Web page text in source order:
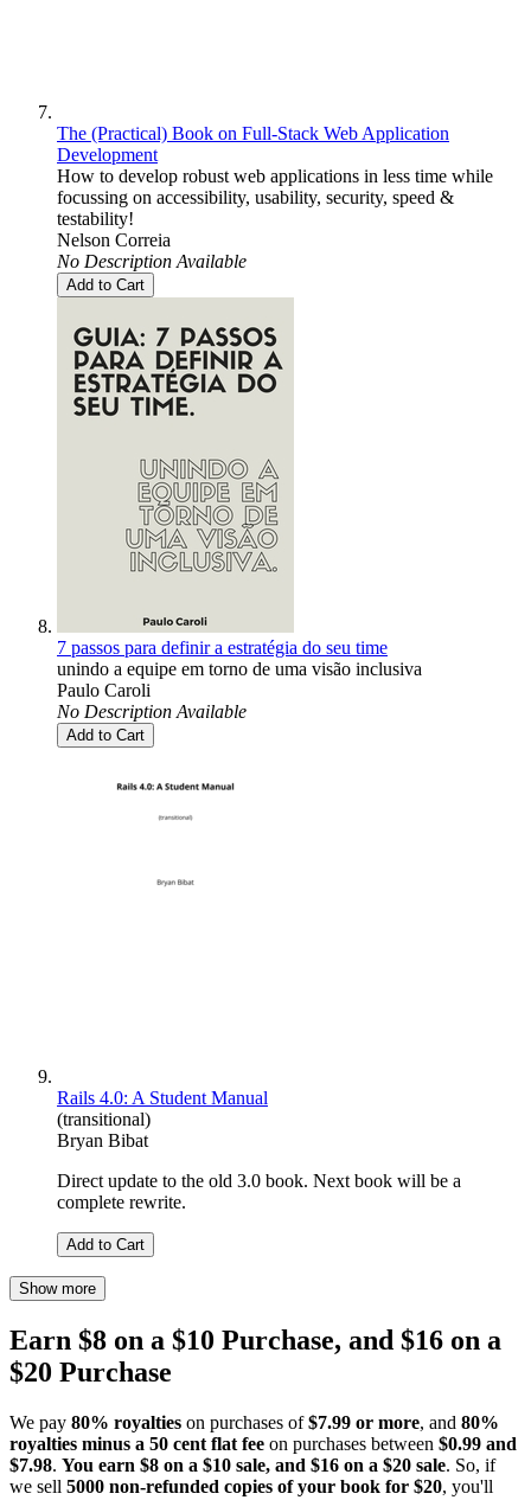
The (Practical) Book on Full-Stack Web Application
Development
How to develop robust web applications in less time while
focussing on accessibility, usability, security, speed &
testability!
Nelson Correia
No Description Available
Add to Cart
7 passos para definir a estratégia do seu time
unindo a equipe em torno de uma visão inclusiva
Paulo Caroli
No Description Available
Add to Cart
Rails 4.0: A Student Manual
(transitional)
Bryan Bibat
Direct update to the old 3.0 book. Next book will be a
complete rewrite.
Add to Cart
Show more
Earn $8 on a $10 Purchase, and $16 on a
$20 Purchase
We pay 80% royalties on purchases of$7.99 or more, and 80%
royalties minus a 50 cent flat fee on purchases between $0.99 and
$7.98. You earn $8 on a $10 sale, and $16 on a $20 sale. So, if
we sell 5000 non-refunded copies of your book for $20, you'll